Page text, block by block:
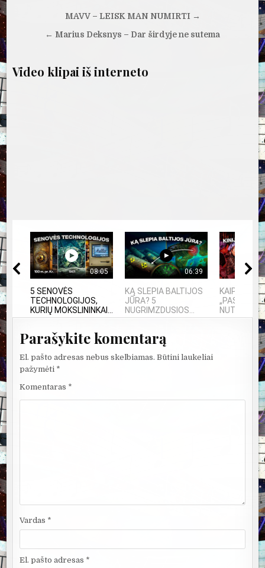
NavigacijaMAVV – LEISK MAN NUMIRTI →
← Marius Deksnys – Dar širdyje ne sutema
Video klipai iš interneto
08:05
5 SENOVĖS
TECHNOLOGIJOS,
KURIŲ MOKSLININKAI...
06:39
KĄ SLEPIA BALTIJOS
JŪRA? 5
NUGRIMZDUSIOS...
KAIP
„PASAULIO
NUTYLĖTA
Parašykite komentarą
El. pašto adresas nebus skelbiamas. Būtini laukeliai
pažymėti *
Komentaras *
Vardas *
El. pašto adresas *